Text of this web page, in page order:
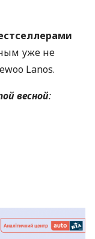
уже не
Lanos.
весной: